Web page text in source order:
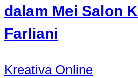
dalam Mei Salon
Farliani
Kreativa Online